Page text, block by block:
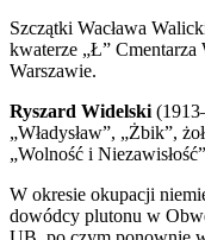
Szczątki Wacława
kwaterze „Ł”
Warszawie.
Ryszard Widelski
„Władysław”, „Żbik”,
„Wolność i
W okresie okupacji
dowódcy plutonu w